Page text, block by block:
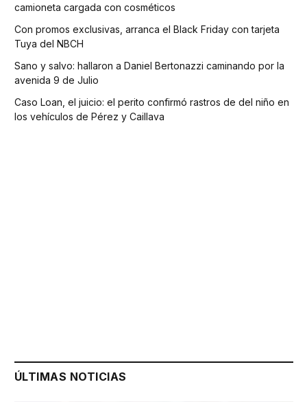
camioneta cargada con cosméticos
Con promos exclusivas, arranca el Black Friday con tarjeta
Tuya del NBCH
Sano y salvo: hallaron a Daniel Bertonazzi caminando por la
avenida 9 de Julio
Caso Loan, el juicio: el perito confirmó rastros de del niño en
los vehículos de Pérez y Caillava
ÚLTIMAS NOTICIAS